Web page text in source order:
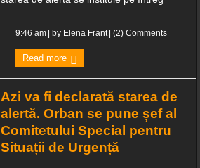
9:46 am | by Elena Frant (2) Comments
Read more
Azi va fi declarată starea de
alertă. Orban se pune șef al
Comitetului Special pentru
Situații de Urgență